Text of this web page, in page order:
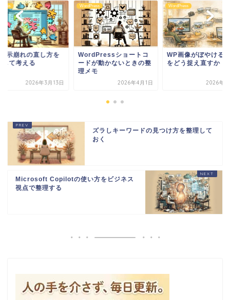
ショートコ
が動かないときの整
2026年4月1日
WordPress
WP画像がぼやける現象
をどう捉え直すか
2026年5月8日
WordPress
WP表示崩れの直し
整理して考える
2026年3
ズラしキーワードの見つけ方を整理して
おく
Microsoft Copilotの使い方をビジネス
視点で整理する